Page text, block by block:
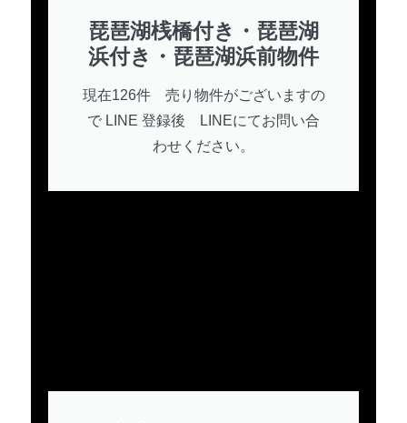
琵琶湖桟橋付き・琵琶湖
浜付き・琵琶湖浜前物件
現在126件 売り物件がございますの
で LINE 登録後 LINEにてお問い合
わせください。